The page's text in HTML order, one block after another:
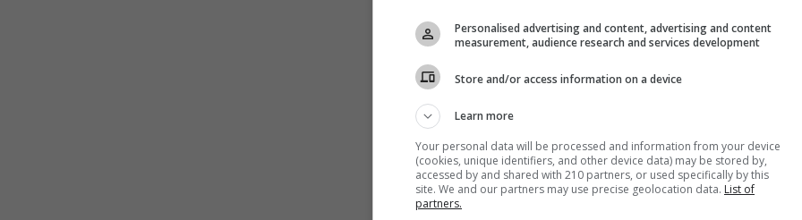
Personalised advertising and content, advertising and content
measurement, audience research and services development
Store and/or access information on a device
Learn more
Your personal data will be processed and information from your device
(cookies, unique identifiers, and other device data) may be stored by,
accessed by and shared with 210 partners, or used specifically by this
site. We and our partners may use precise geolocation data. List of
partners.